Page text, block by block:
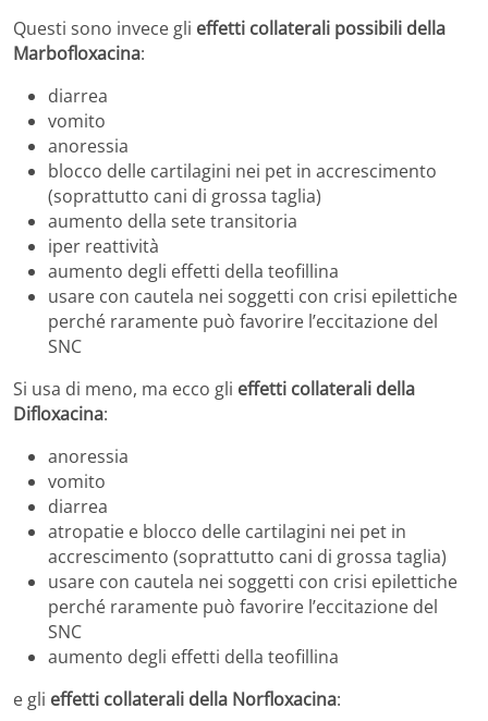
Questi sono invece gli effetti collaterali possibili della
Marbofloxacina:
diarrea
vomito
anoressia
blocco delle cartilagini nei pet in accrescimento
(soprattutto cani di grossa taglia)
aumento della sete transitoria
iper reattività
aumento degli effetti della teofillina
usare con cautela nei soggetti con crisi epilettiche
perché raramente può favorire l’eccitazione del
SNC
Si usa di meno, ma ecco gli effetti collaterali della
Difloxacina:
anoressia
vomito
diarrea
atropatie e blocco delle cartilagini nei pet in
accrescimento (soprattutto cani di grossa taglia)
usare con cautela nei soggetti con crisi epilettiche
perché raramente può favorire l’eccitazione del
SNC
aumento degli effetti della teofillina
e gli effetti collaterali della Norfloxacina: